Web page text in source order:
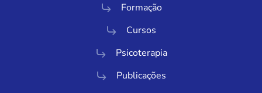
Formação
Cursos
Psicoterapia
Publicações